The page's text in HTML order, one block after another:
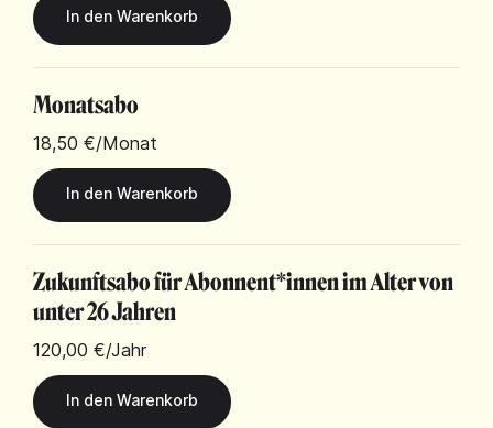
Monatsabo
18,50 €/Monat
Zukunftsabo für Abonnent*innen im Alter von
unter 26 Jahren
120,00 €/Jahr